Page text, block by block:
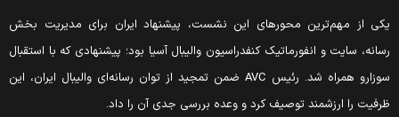
از مهم‌ترین محورهای این نشست، پیشنهاد ایران برای مدیریت بخش
سایت و انفورماتیک کنفدراسیون والیبال آسیا بود؛ پیشنهادی که با استقبال
سوزارو همراه شد. رئیس AVC ضمن تمجید از توان رسانه‌ای والیبال ایران، این
را ارزشمند توصیف کرد و وعده بررسی جدی آن را داد.